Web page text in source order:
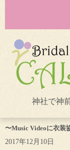
神社で神
〜Music Videoに衣装
2017年12月10日